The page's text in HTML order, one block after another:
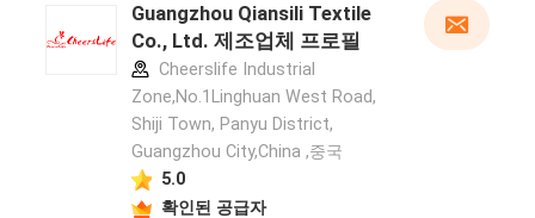
Guangzhou Qiansili Textile
Co., Ltd. 제조업체 프로필
Cheerslife Industrial
Zone,No.1Linghuan West Road,
Shiji Town, Panyu District,
Guangzhou City,China ,중국
5.0
확인된 공급자